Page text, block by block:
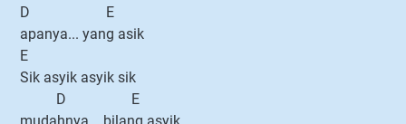
D E
apanya... yang asik
E
Sik asyik asyik sik
D E